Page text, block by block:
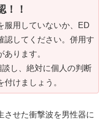
！！
服用していないか、ED
認してください。併用す
ります。
し、絶対に個人の判断
けましょう。
させた衝撃波を男性器に